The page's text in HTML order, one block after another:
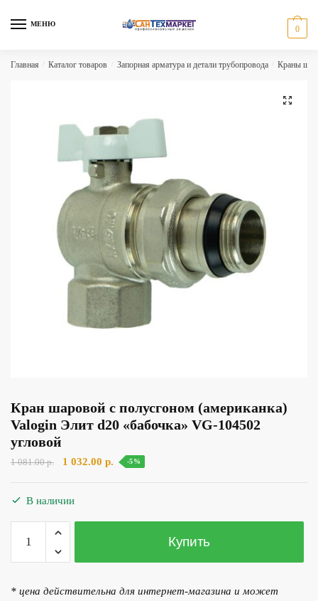
МЕНЮ
0
Главная Каталог товаров Запорная арматура и детали трубопровода Краны
🔍
Кран шаровой с полусгоном (американка)
Valogin Элит d20 «бабочка» VG-104502
угловой
1 081.00р.
Первоначальная
081.00 р..
1 032.00 р. Текущая
-5%
В наличии
Количество
товара
Кран
Купить
* цена действительна для интернет-магазина и может